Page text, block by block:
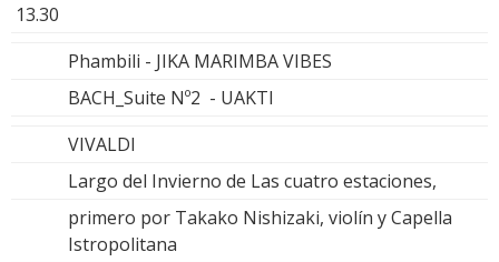
13.30
Phambili - JIKA MARIMBA VIBES
BACH_Suite Nº2 - UAKTI
VIVALDI
Largo del Invierno de Las cuatro estaciones,
primero por Takako Nishizaki, violín y Capella
Istropolitana